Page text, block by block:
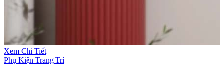
Xem Chi Tiết
Phụ Kiện Trang Trí